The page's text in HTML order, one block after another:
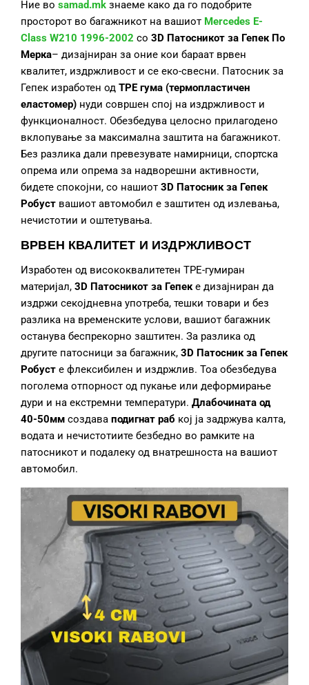
Ние во samad.mk знаеме како да го подобрите
просторот во багажникот на вашиот Mercedes E-
Class W210 1996-2002 со 3D Патосникот за Гепек По
Мерка– дизајниран за оние кои бараат врвен
квалитет, издржливост и се еко-свесни. Патосник за
Гепек изработен од TPE гума (термопластичен
еластомер) нуди совршен спој на издржливост и
функционалност. Обезбедува целосно прилагодено
вклопување за максимална заштита на багажникот.
Без разлика дали превезувате намирници, спортска
опрема или опрема за надворешни активности,
бидете спокојни, со нашиот 3D Патосник за Гепек
Робуст вашиот автомобил е заштитен од излевања,
нечистотии и оштетувања.
ВРВЕН КВАЛИТЕТ И ИЗДРЖЛИВОСТ
Изработен од висококвалитетен TPE-гумиран
материјал, 3D Патосникот за Гепеке дизајниран да
издржи секојдневна употреба, тешки товари и без
разлика на временските услови, вашиот багажник
останува беспрекорно заштитен. За разлика од
другите патосници за багажник, 3D Патосник за Гепек
Робуст е флексибилен и издржлив. Тоа обезбедува
поголема отпорност од пукање или деформирање
дури и на екстремни температури. Длабочината од
40-50мм создава подигнат раб кој ја задржува калта,
водата и нечистотиите безбедно во рамките на
патосникот и подалеку од внатрешноста на вашиот
автомобил.